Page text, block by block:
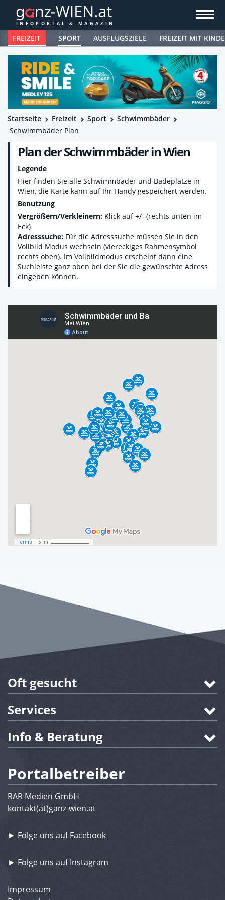
FREIZEIT SPORT AUSFLUGSZIELE FREIZEIT MIT
Startseite Freizeit Sport
Schwimmbäder
Schwimmbäder Plan
Plan der Schwimmbäder in Wien
Legende
Hier finden Sie alle Schwimmbäder und Badeplätze in
Wien, die Karte kann auf Ihr Handy gespeichert werden.
Benutzung
Vergrößern/Verkleinern: Klick auf +/- (rechts unten im
Eck)
Adresssuche: Für die Adresssuche müssen Sie in den
Vollbild Modus wechseln (viereckiges Rahmensymbol
rechts oben). Im Vollbildmodus erscheint dann eine
Suchleiste ganz oben bei der Sie die gewünschte Adress
eingeben können.
Oft gesucht
Services
Info & Beratung
Portalbetreiber
RAR Medien GmbH
kontakt(at)ganz-wien.at
► Folge uns auf Facebook
► Folge uns auf Instagram
Impressum